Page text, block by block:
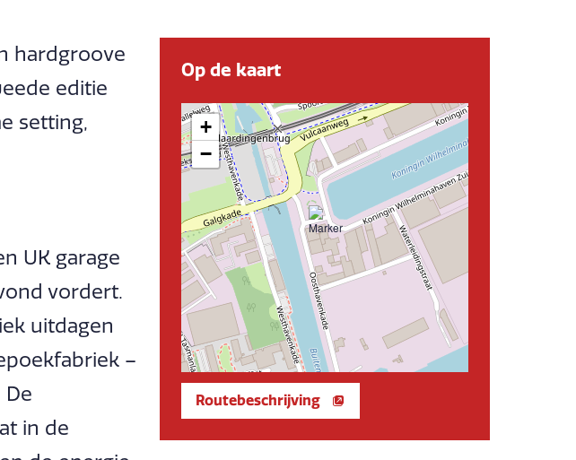
hardgroove
editie
setting,
UK garage
vordert.
uitdagen
–
in de
Op de kaart
+
−
Routebeschrijving